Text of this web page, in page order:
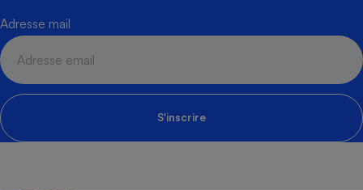
Adresse mail
S'inscrire